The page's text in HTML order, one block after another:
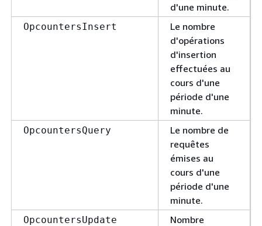
d'une minute.
OpcountersInsert
Le nombre
d'opérations
d'insertion
effectuées au
cours d'une
période d'une
minute.
OpcountersQuery
Le nombre de
requêtes
émises au
cours d'une
période d'une
minute.
OpcountersUpdate
Nombre